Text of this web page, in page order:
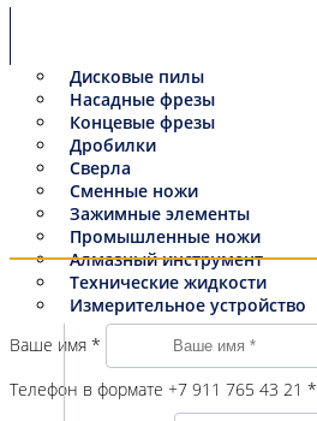
Дисковые пилы
Насадные фрезы
Концевые фрезы
Дробилки
Сверла
Сменные ножи
Зажимные элементы
Промышленные ножи
Алмазный инструмент
Технические жидкости
Измерительное устройство
Ваше имя *
Телефон в формате +7 911 765 43 21 *